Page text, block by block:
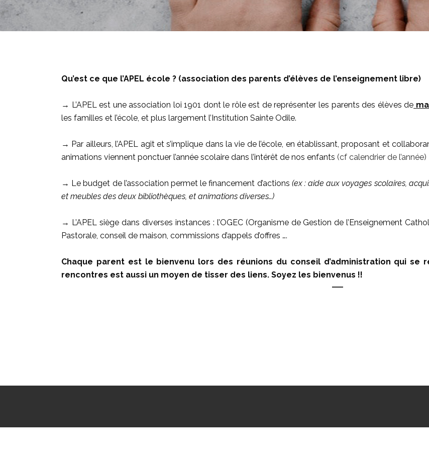
Qu’est ce que l’APEL école ? (association des parents d’élèves de l’enseignement libre)
→ L’APEL est une association loi 1901 dont le rôle est de représenter les parents des élèves de
les familles et l’école, et plus largement l’Institution Sainte Odile.
→ Par ailleurs, l’APEL agit et s’implique dans la vie de l’école, en établissant, proposant et
animations viennent ponctuer l’année scolaire dans l’intérêt de nos enfants (cf calendrier de l’année)
→ Le budget de l’association permet le financement d’actions (ex : aide aux voyages scolaires,
et meubles des deux bibliothèques, et animations diverses…)
→ L’APEL siège dans diverses instances : l’OGEC (Organisme de Gestion de l’Enseignement
Pastorale, conseil de maison, commissions d’appels d’offres ….
Chaque parent est le bienvenu lors des réunions du conseil d’administration qui se
rencontres est aussi un moyen de tisser des liens. Soyez les bienvenus !!